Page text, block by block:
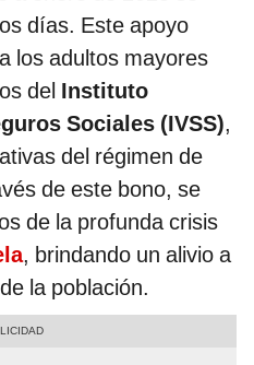
días. Este apoyo
los adultos mayores
del Instituto
Sociales (IVSS),
del régimen de
de este bono, se
de la profunda crisis
, brindando un alivio a
la población.